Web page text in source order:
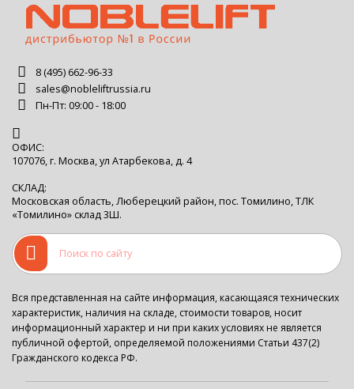
8 (495) 662-96-33
sales@nobleliftrussia.ru
Пн-Пт: 09:00 - 18:00
ОФИС:
107076, г. Москва, ул Атарбекова, д. 4
СКЛАД:
Московская область, Люберецкий район, пос. Томилино, ТЛК
«Томилино» склад 3Ш.
Вся представленная на сайте информация, касающаяся технических
характеристик, наличия на складе, стоимости товаров, носит
информационный характер и ни при каких условиях не является
публичной офертой, определяемой положениями Статьи 437(2)
Гражданского кодекса РФ.